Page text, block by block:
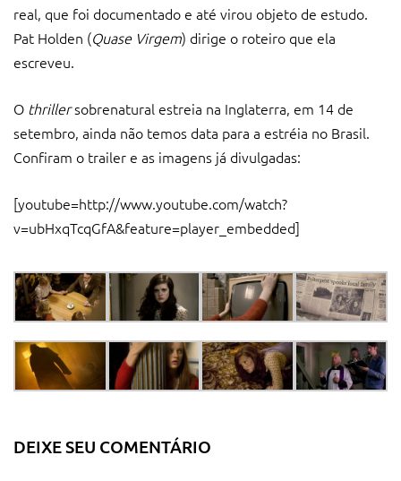
real, que foi documentado e até virou objeto de estudo.
Pat Holden (Quase Virgem) dirige o roteiro que ela
escreveu.
O thrillersobrenatural estreia na Inglaterra, em 14 de
setembro, ainda não temos data para a estréia no Brasil.
Confiram o trailer e as imagens já divulgadas:
[youtube=http://www.youtube.com/watch?
v=ubHxqTcqGfA&feature=player_embedded]
DEIXE SEU COMENTÁRIO